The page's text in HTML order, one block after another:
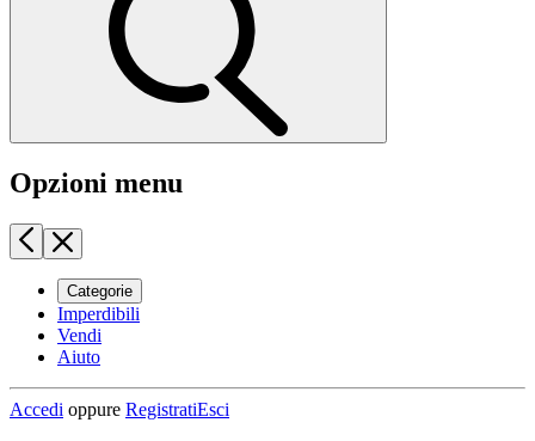
Opzioni menu
Categorie
Imperdibili
Vendi
Aiuto
Accedi oppure RegistratiEsci